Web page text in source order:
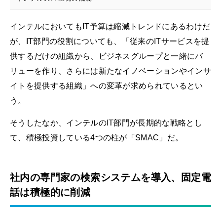
インテルにおいてもIT予算は縮減トレンドにあるわけだ
が、IT部門の役割についても、「従来のITサービスを提
供するだけの組織から、ビジネスグループと一緒にバ
リューを作り、さらには新たなイノベーションやインサ
イトを提供する組織」への変革が求められているとい
う。
そうしたなか、インテルのIT部門が長期的な戦略とし
て、積極投資している4つの柱が「SMAC」だ。
社内の専門家の検索システムを導入、固定電
話は積極的に削減